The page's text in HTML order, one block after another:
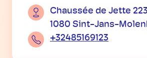
Chaussée de Jette 223
1080 Sint-Jans-
+32485169123